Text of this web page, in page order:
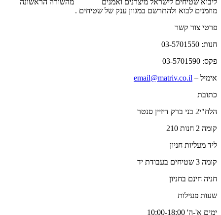
מוזמנים לבוא ולהתרשם במגוון ענק של שטיחים .
פרטי צור קשר
חנות: 03-5701550
פקס: 03-5701590
אימיל – email@matriv.co.il
כתובת
הלח"י2 בני ברק דיזיין סנטר
קומה 2 חנות 210
ליד מעליות חניון
קומה 3 שטיחים בעבודת יד
חניה חינם בחניון
שעות פעילות
ימים א'-ה' 10:00-18:00